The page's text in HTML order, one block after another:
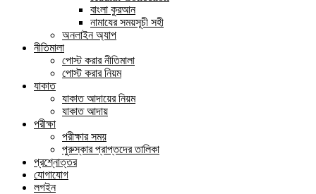
বাংলা কুরআন
নামাযের সময়সূচী সহী
অনলাইন অ্যাপ
নীতিমালা
পোস্ট করার নীতিমালা
পোস্ট করার নিয়ম
যাকাত
যাকাত আদায়ের নিয়ম
যাকাত আদায়
পরীক্ষা
পরীক্ষার সময়
পুরুস্কার প্রাপ্তদের তালিকা
প্রশ্নোত্তর
যোগাযোগ
লগইন